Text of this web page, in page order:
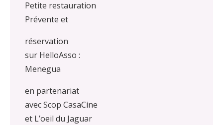
Petite restauration
Prévente et
réservation
sur HelloAsso :
Menegua
en partenariat
avec Scop CasaCine
et L’oeil du Jaguar